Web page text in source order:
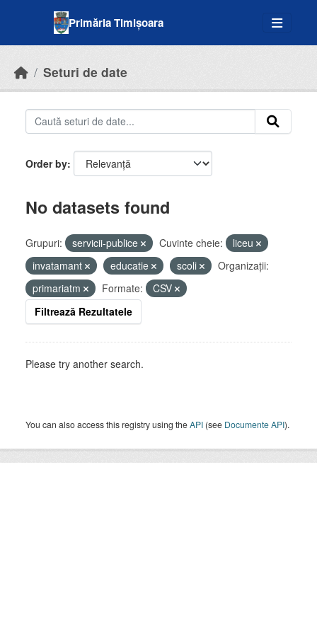
Primăria Timișoara
Seturi de date
Order by
No datasets found
Grupuri: servicii-publice Cuvinte cheie:
liceu
invatamant
educatie scoli
Organizații:
primariatm
Formate:
CSV
Filtrează Rezultatele
Please try another search.
You can also access this registry using theAPI (see Documente API).